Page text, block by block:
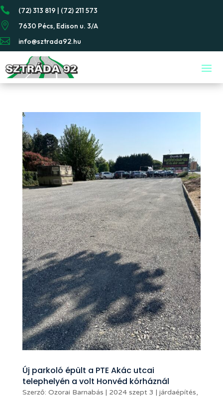
 (72) 313 819 | (72) 211 573
 7630 Pécs, Edison u. 3/A
 info@sztrada92.hu
Új parkoló épült a PTE Akác utcai
telephelyén a volt Honvéd kórháznál
Szerző: Ozorai Barnabás | 2024 szept 3 | járdaépítés,